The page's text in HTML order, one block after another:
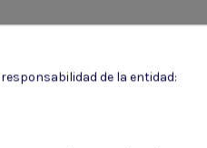
de la entidad: